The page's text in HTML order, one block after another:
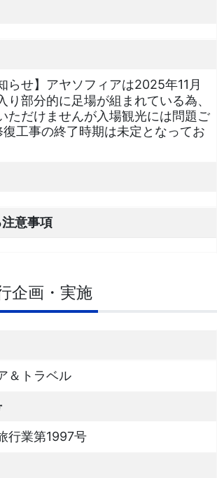
らせ】アヤソフィアは2025年11月
り部分的に足場が組まれている為、
ただけませんが入場観光には問題ご
工事の終了時期は未定となってお
意事項
企画・実施
＆トラベル
行業第1997号